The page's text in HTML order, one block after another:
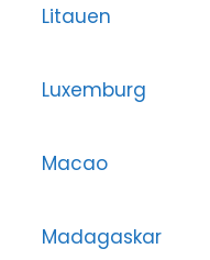
Litauen
Luxemburg
Macao
Madagaskar